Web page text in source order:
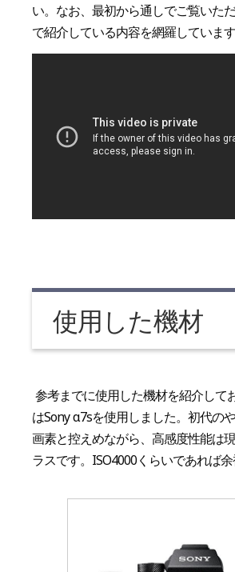
い。なお、最初から通しでご覧いた
で紹介している内容を網羅しています
使用した機材
参考までに使用した機材を紹介して
はSony α7sを使用しました。初代の
画素と控えめながら、高感度性能は
ラスです。ISO4000くらいであれば余